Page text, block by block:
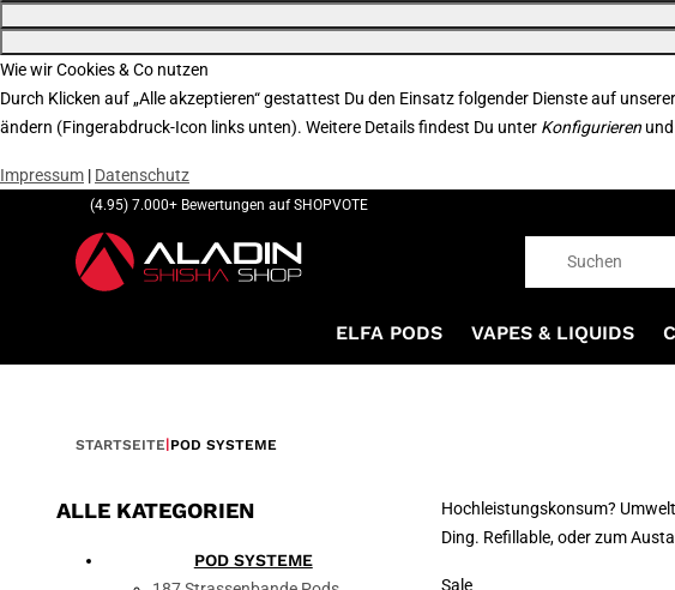
Wie wir Cookies & Co nutzen
Durch Klicken auf „Alle akzeptieren“ gestattest Du den Einsatz folgender Dienste auf
ändern (Fingerabdruck-Icon links unten). Weitere Details findest Du unter Konfigurieren
Impressum | Datenschutz
(4.95) 7.000+ Bewertungen auf SHOPVOTE
ELFA PODS VAPES & LIQUIDS
STARTSEITE POD SYSTEME
Hochleistungskonsum?
Ding. Refillable, oder zum
Sale
ALLE KATEGORIEN
POD SYSTEME